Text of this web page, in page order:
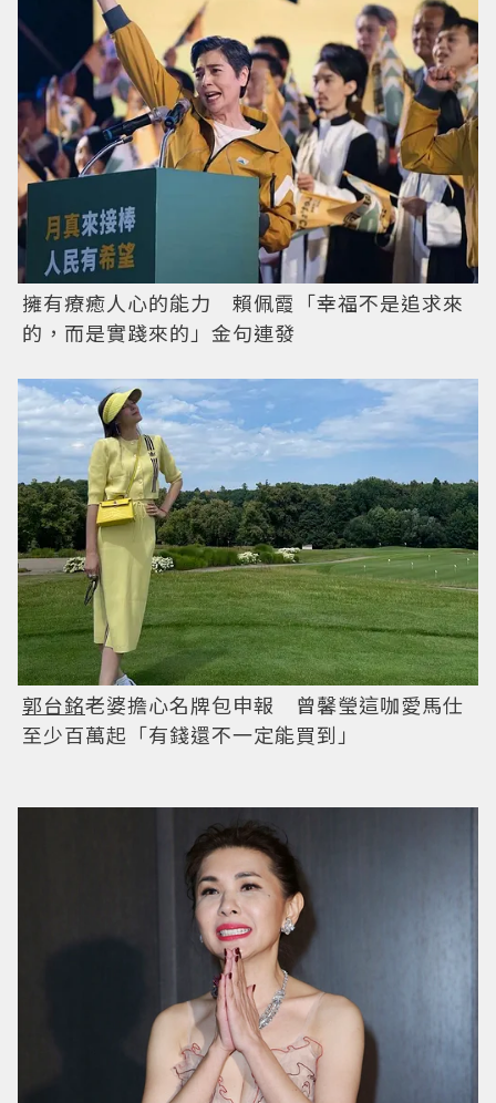
擁有療癒人心的能力 賴佩霞「幸福不是追求來
的，而是實踐來的」金句連發
郭台銘老婆擔心名牌包申報 曾馨瑩這咖愛馬仕
至少百萬起「有錢還不一定能買到」